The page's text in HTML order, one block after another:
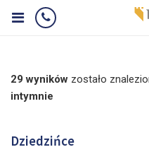
29 wyników zostało
intymnie
Dziedzińce